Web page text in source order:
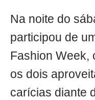
Na noite do
participou de
Fashion Week,
os dois
carícias diante